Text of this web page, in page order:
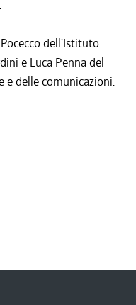
dell'Istituto
e Luca Penna del
e delle comunicazioni.